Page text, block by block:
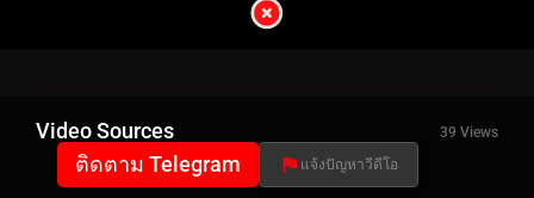
Video Sources 39 Views
ติดตาม Telegram แจ้งปัญหาวีดีโอ